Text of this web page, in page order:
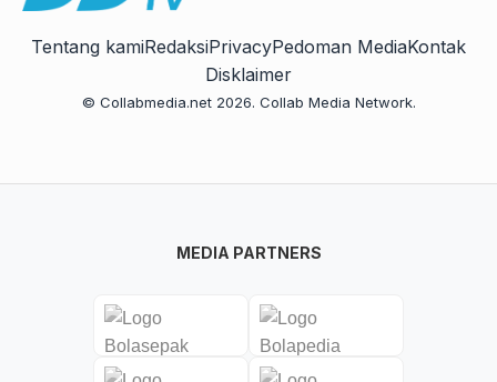
Tentang kamiRedaksiPrivacyPedoman MediaKontak
Disklaimer
© Collabmedia.net 2026. Collab Media Network.
MEDIA PARTNERS